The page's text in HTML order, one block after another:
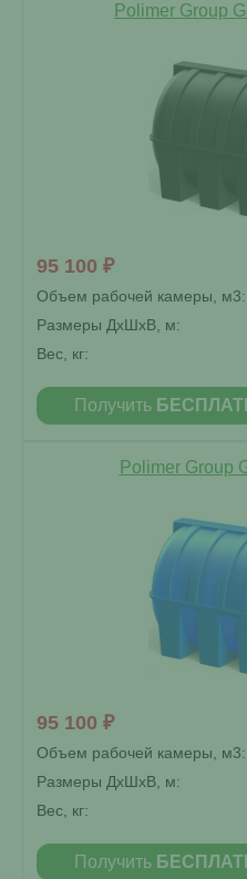
Polimer Group
95 100 ₽
Объем рабочей камеры, м3:
Размеры ДxШxВ, м:
Вес, кг:
Получить
Polimer Group
95 100 ₽
Объем рабочей камеры, м3:
Размеры ДxШxВ, м:
Вес, кг:
Получить